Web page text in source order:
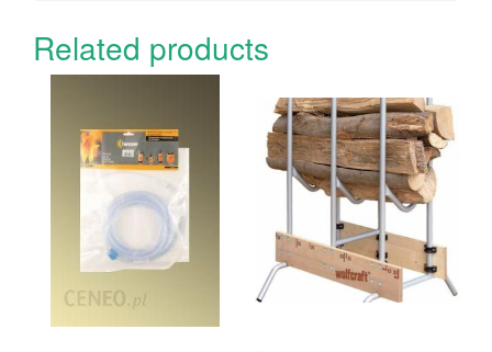
Related products